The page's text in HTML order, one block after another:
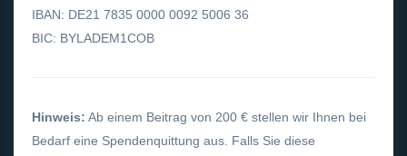
IBAN: DE21 7835 0000 0092 5006 36
BIC: BYLADEM1COB
Hinweis: Ab einem Beitrag von 200 € stellen wir Ihnen bei
Bedarf eine Spendenquittung aus. Falls Sie diese